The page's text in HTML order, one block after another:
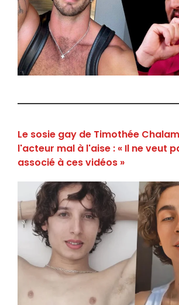
Le sosie gay de Timothée
l'acteur mal à l'aise : « Il ne veut
associé à ces vidéos »